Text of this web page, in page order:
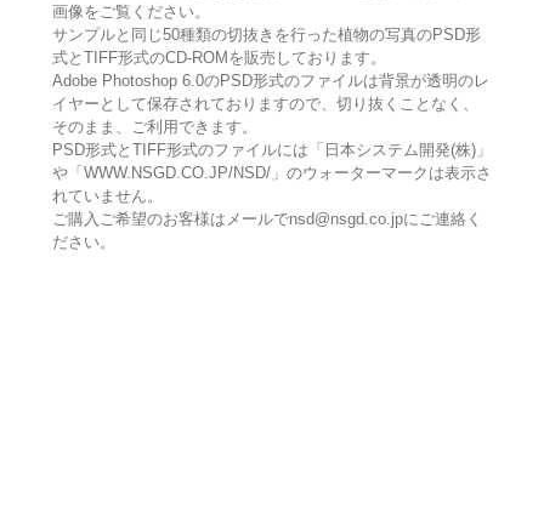
画像をご覧ください。
サンプルと同じ50種類の切抜きを行った植物の写真のPSD形
式とTIFF形式のCD-ROMを販売しております。
Adobe Photoshop 6.0のPSD形式のファイルは背景が透明のレ
イヤーとして保存されておりますので、切り抜くことなく、
そのまま、ご利用できます。
PSD形式とTIFF形式のファイルには「日本システム開発(株)」
や「WWW.NSGD.CO.JP/NSD/」のウォーターマークは表示さ
れていません。
ご購入ご希望のお客様はメールでnsd@nsgd.co.jpにご連絡く
ださい。